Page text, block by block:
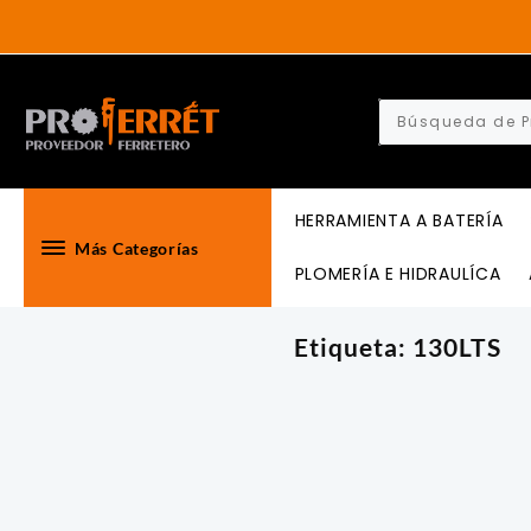
content
Más Categorías
HERRAMIENTA A BATERÍA
PLOMERÍA E HIDRAULÍCA
Etiqueta: 130LTS